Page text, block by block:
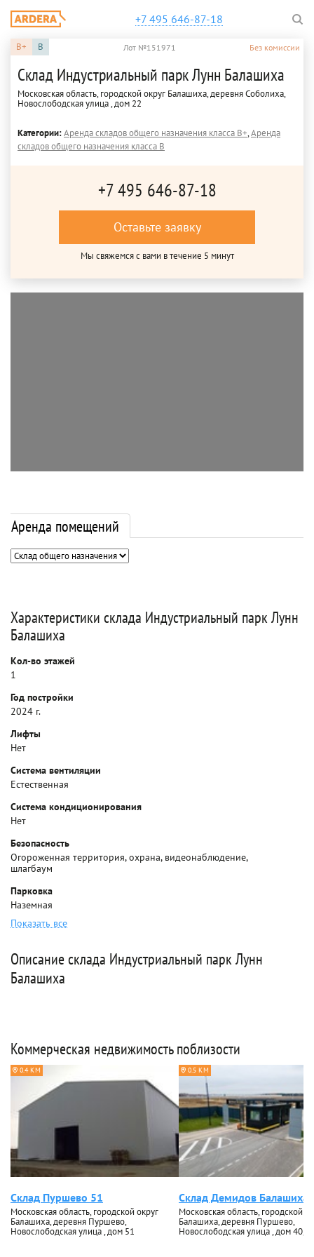
+7 495 646-87-18
B+ B Лот №151971 Без комиссии
Склад Индустриальный парк Лунн Балашиха
Московская область, городской округ Балашиха, деревня Соболиха,
Новослободская улица , дом 22
Категории:Аренда складов общего назначения класса B+,Аренда
складов общего назначения класса B
+7 495 646-87-18
Оставьте заявку
Мы свяжемся с вами в течение 5 минут
Аренда помещений
Характеристики склада Индустриальный парк Лунн
Балашиха
Кол-во этажей
1
Год постройки
2024 г.
Лифты
Нет
Система вентиляции
Естественная
Система кондиционирования
Нет
Безопасность
Огороженная территория, охрана, видеонаблюдение,
шлагбаум
Парковка
Наземная
Показать все
Описание склада Индустриальный парк Лунн
Балашиха
Коммерческая недвижимость поблизости
0.4 КМ
Склад Пуршево 51
Московская область, городской округ
Балашиха, деревня Пуршево,
Новослободская улица , дом 51
0.5 КМ
Склад Демидов Балашиха
Московская область, городской
Балашиха, деревня Пуршево,
Новослободская улица , дом 40,